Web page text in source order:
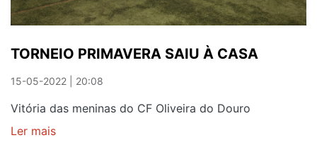
DISTRITAL
TORNEIO PRIMAVERA SAIU À CASA
15-05-2022 | 20:08
Vitória das meninas do CF Oliveira do Douro
Ler mais